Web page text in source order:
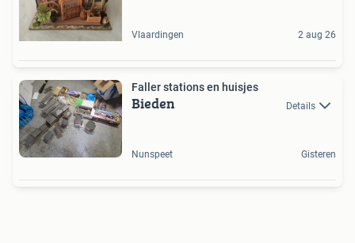
Vlaardingen 2 aug 26
Faller stations en huisjes
Bieden Details
Nunspeet Gisteren